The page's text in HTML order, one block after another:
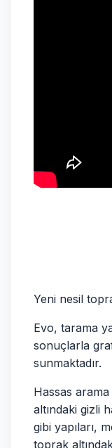
Yeni nesil
Evo, tarama
sonuçlarla
sunmaktadır.
Hassas
altındaki gizli
gibi yapıları,
toprak